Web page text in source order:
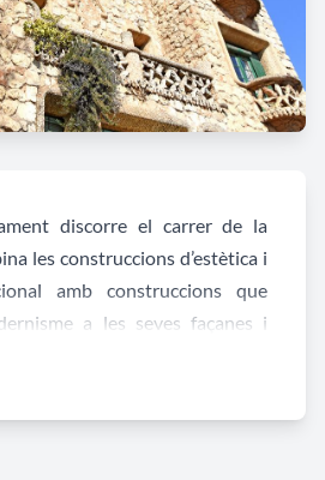
discorre el carrer de la
les construccions d’estètica i
amb construccions que
a les seves façanes i
plàstica dels diferents